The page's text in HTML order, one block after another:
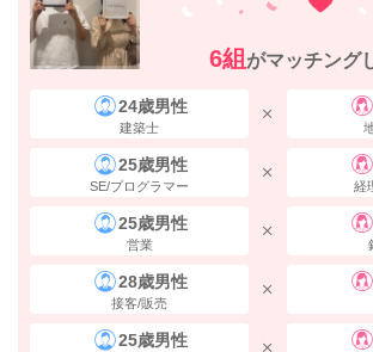
6組 がマッチング
24歳男性
建築士
25歳男性
SE/プログラマー 経
25歳男性
営業
28歳男性
接客/販売
25歳男性